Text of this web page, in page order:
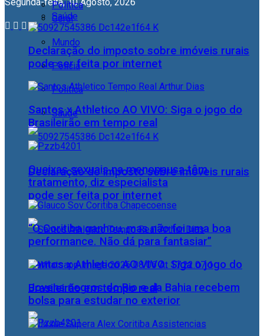
Geral
Mundo
Polícia
Política
Saúde
Declaração do imposto sobre imóveis rurais
pode ser feita por internet
Santos x Athletico AO VIVO: Siga o jogo do
Brasileirão em tempo real
Política
Saúde
Declaração do imposto sobre imóveis rurais
pode ser feita por internet
Santos x Athletico AO VIVO: Siga o jogo do
Brasileirão em tempo real
Queixas sexuais na menopausa têm
tratamento, diz especialista
“O Coritiba ganhou, mas não foi uma boa
performance. Não dá para fantasiar”
Jovens negros do Rio e da Bahia recebem
bolsa para estudar no exterior